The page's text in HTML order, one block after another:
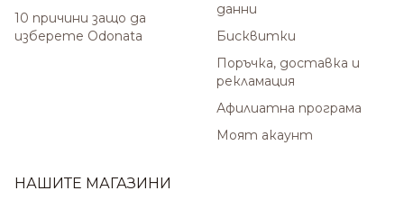
10 причини защо да
изберете Odonata
данни
Бисквитки
Поръчка, доставка и
рекламация
Афилиатна програма
Моят акаунт
НАШИТЕ МАГАЗИНИ